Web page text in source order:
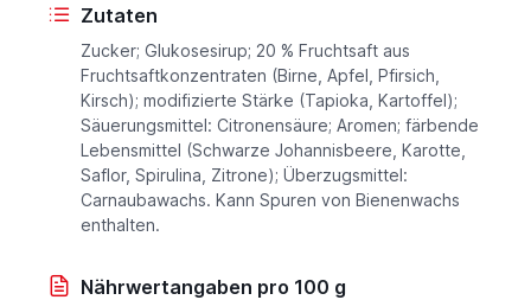
Zutaten
Zucker; Glukosesirup; 20 % Fruchtsaft aus
Fruchtsaftkonzentraten (Birne, Apfel, Pfirsich,
Kirsch); modifizierte Stärke (Tapioka, Kartoffel);
Säuerungsmittel: Citronensäure; Aromen; färbende
Lebensmittel (Schwarze Johannisbeere, Karotte,
Saflor, Spirulina, Zitrone); Überzugsmittel:
Carnaubawachs. Kann Spuren von Bienenwachs
enthalten.
Nährwertangaben pro 100 g